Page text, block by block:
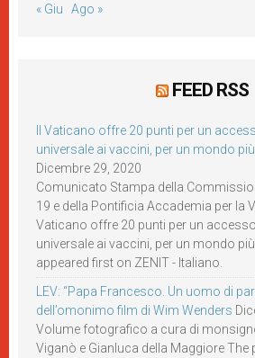
« Giu Ago »
FEED RSS
Il Vaticano offre 20 punti per un
universale ai vaccini, per un mondo
Dicembre 29, 2020
Comunicato Stampa della
19 e della Pontificia Accademia per la
Vaticano offre 20 punti per un
universale ai vaccini, per un mondo
appeared first on ZENIT - Italiano.
LEV: “Papa Francesco. Un uomo di
dell’omonimo film di Wim Wenders
Volume fotografico a cura di
Viganò e Gianluca della Maggiore The